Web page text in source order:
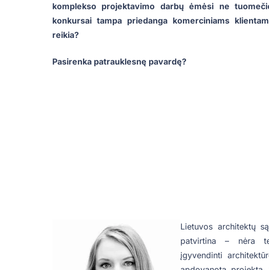
komplekso projektavimo darbų ėmėsi ne
konkursai tampa priedanga komerciniams
reikia?
Pasirenka patrauklesnę pavardę?
Lietuvos architektų
patvirtina – nėra
įgyvendinti